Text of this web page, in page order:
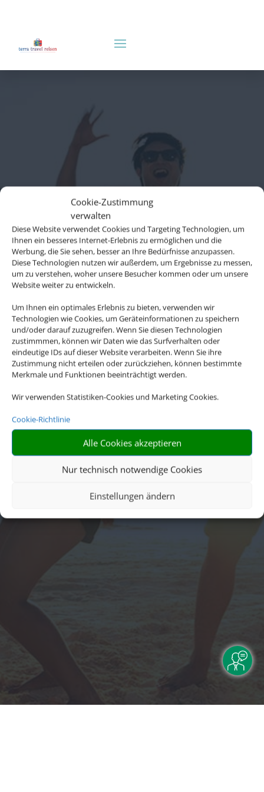
Cookie-Zustimmung
verwalten
Diese Website verwendet Cookies und Targeting Technologien, um
Ihnen ein besseres Internet-Erlebnis zu ermöglichen und die
Werbung, die Sie sehen, besser an Ihre Bedürfnisse anzupassen.
Diese Technologien nutzen wir außerdem, um Ergebnisse zu messen,
um zu verstehen, woher unsere Besucher kommen oder um unsere
Website weiter zu entwickeln.
Um Ihnen ein optimales Erlebnis zu bieten, verwenden wir
Technologien wie Cookies, um Geräteinformationen zu speichern
und/oder darauf zuzugreifen. Wenn Sie diesen Technologien
zustimmmen, können wir Daten wie das Surfverhalten oder
eindeutige IDs auf dieser Website verarbeiten. Wenn Sie ihre
Zustimmung nicht erteilen oder zurückziehen, können bestimmte
Merkmale und Funktionen beeinträchtigt werden.
Wir verwenden Statistiken-Cookies und Marketing Cookies.
Cookie-Richtlinie
Alle Cookies akzeptieren
Nur technisch notwendige Cookies
Einstellungen ändern